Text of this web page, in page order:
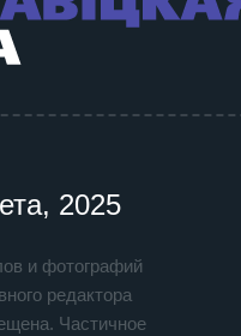
2025
и фотографий
редактора
Частичное